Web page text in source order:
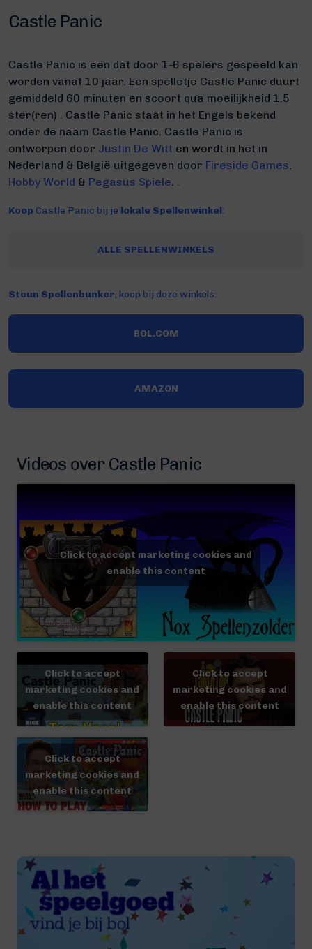
Castle Panic
Castle Panic is een dat door 1-6 spelers gespeeld kan
worden vanaf 10 jaar. Een spelletje Castle Panic duurt
gemiddeld 60 minuten en scoort qua moeilijkheid 1.5
ster(ren) . Castle Panic staat in het Engels bekend
onder de naam Castle Panic. Castle Panic is
ontworpen door Justin De Witt en wordt in het in
Nederland & België uitgegeven door Fireside Games,
Hobby World & Pegasus Spiele. .
Koop Castle Panic bij je lokale Spellenwinkel:
ALLE SPELLENWINKELS
Steun Spellenbunker, koop bij deze winkels:
BOL.COM
AMAZON
Videos over Castle Panic
Click to accept marketing cookies and
enable this content
Click to accept
marketing cookies and
enable this content
Click to accept
marketing cookies and
enable this content
Click to accept
marketing cookies and
enable this content